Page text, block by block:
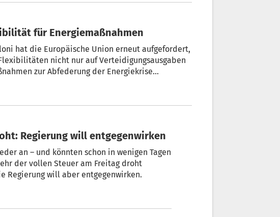
für Energiemaßnahmen
hat die Europäische Union erneut aufgefordert,
nicht nur auf Verteidigungsausgaben
zur Abfederung der Energiekrise
Regierung will entgegenwirken
an – und könnten schon in wenigen Tagen
der vollen Steuer am Freitag droht
Regierung will aber entgegenwirken.